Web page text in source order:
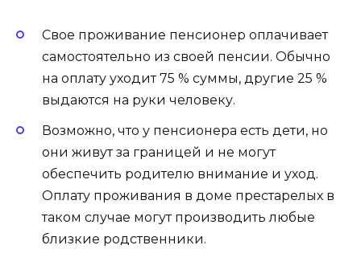
Свое проживание пенсионер оплачивает
самостоятельно из своей пенсии. Обычно
на оплату уходит 75 % суммы, другие 25 %
выдаются на руки человеку.
Возможно, что у пенсионера есть дети, но
они живут за границей и не могут
обеспечить родителю внимание и уход.
Оплату проживания в доме престарелых в
таком случае могут производить любые
близкие родственники.